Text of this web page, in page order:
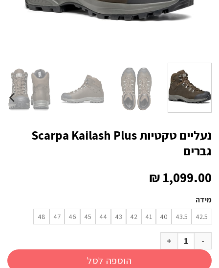
נעליים טקטיות Scarpa Kailash Plus
גברים
₪1,099.00
מידה
42.5
43.5
40
41
42
43
44
45
46
47
48
כמות של נעליים טקטיות Scarpa Kailash Plus גברים
הוספה לסל